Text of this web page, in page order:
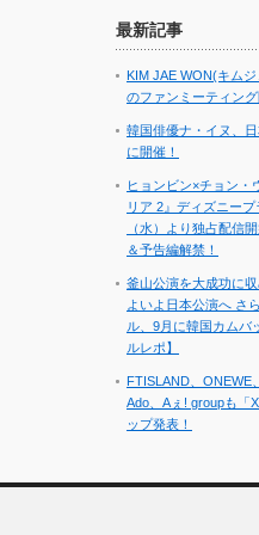
最新記事
KIM JAE WON(キム
のファンミーティング
韓国俳優ナ・イヌ、
に開催！
ヒョンビン×チョン・
リア 2』ディズニー
（水）より独占配信
＆予告編解禁！
釜山公演を大成功に
よいよ日本公演へ さ
ル、9月に韓国カムバ
ルレポ】
FTISLAND、ONEWE
Ado、Aぇ! groupも「
ップ発表！